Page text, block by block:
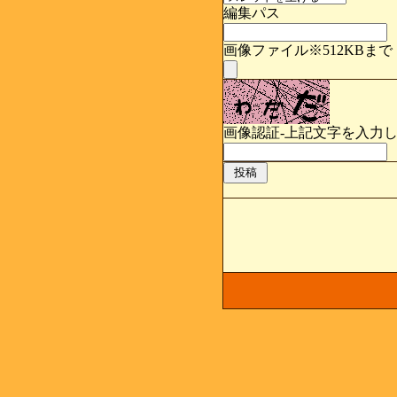
編集パス
画像ファイル※512KBまで
画像認証-上記文字を入力